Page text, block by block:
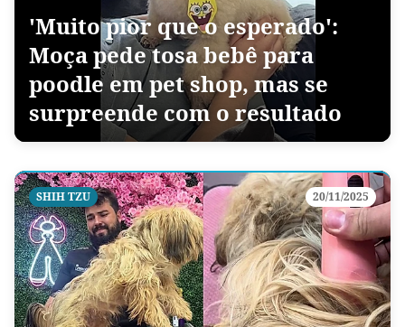
'Muito pior que o esperado':
Moça pede tosa bebê para
poodle em pet shop, mas se
surpreende com o resultado
SHIH TZU 20/11/2025